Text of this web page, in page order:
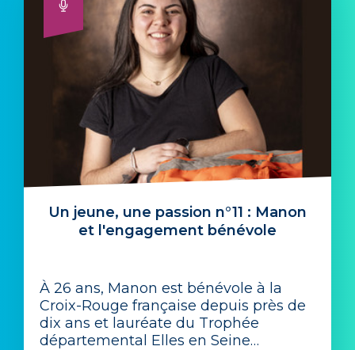
Un jeune, une passion n°11 : Manon
et l'engagement bénévole
À 26 ans, Manon est bénévole à la
Croix-Rouge française depuis près de
dix ans et lauréate du Trophée
départemental Elles en Seine…